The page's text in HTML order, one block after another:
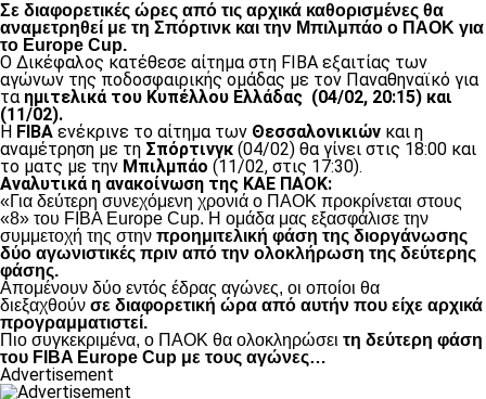
Σε διαφορετικές ώρες από τις αρχικά καθορισμένες θα
αναμετρηθεί με τη Σπόρτινκ και την Μπιλμπάο ο ΠΑΟΚ για
το Europe Cup.
Ο Δικέφαλος κατέθεσε αίτημα στη FIBA εξαιτίας των
αγώνων της ποδοσφαιρικής ομάδας με τον Παναθηναϊκό για
τα ημιτελικά του Κυπέλλου Ελλάδας (04/02, 20:15) και
(11/02).
Η FIBAενέκρινε το αίτημα των Θεσσαλονικιών και η
αναμέτρηση με τη Σπόρτινγκ (04/02) θα γίνει στις 18:00 και
το ματς με την Μπιλμπάο (11/02, στις 17:30).
Αναλυτικά η ανακοίνωση της ΚΑΕ ΠΑΟΚ:
«Για δεύτερη συνεχόμενη χρονιά ο ΠΑΟΚ προκρίνεται στους
«8» του FIBA Europe Cup. H ομάδα μας εξασφάλισε την
συμμετοχή της στην προημιτελική φάση της διοργάνωσης
δύο αγωνιστικές πριν από την ολοκλήρωση της δεύτερης
φάσης.
Απομένουν δύο εντός έδρας αγώνες, οι οποίοι θα
διεξαχθούν σε διαφορετική ώρα από αυτήν που είχε αρχικά
προγραμματιστεί.
Πιο συγκεκριμένα, ο ΠΑΟΚ θα ολοκληρώσει τη δεύτερη φάση
του FIBA Europe Cup με τους αγώνες…
Advertisement